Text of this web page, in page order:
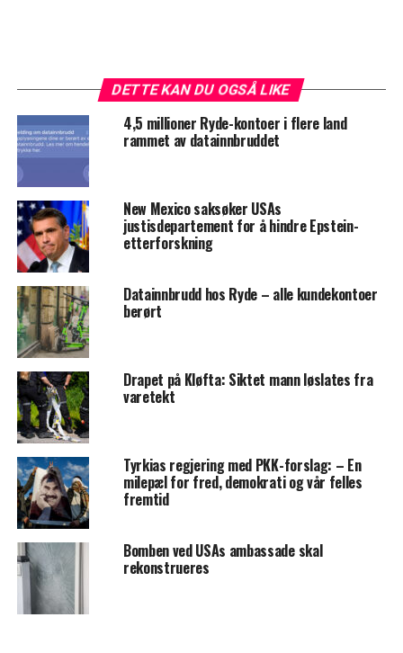
DETTE KAN DU OGSÅ LIKE
4,5 millioner Ryde-kontoer i flere land
rammet av datainnbruddet
New Mexico saksøker USAs
justisdepartement for å hindre Epstein-
etterforskning
Datainnbrudd hos Ryde – alle kundekontoer
berørt
Drapet på Kløfta: Siktet mann løslates fra
varetekt
Tyrkias regjering med PKK-forslag: – En
milepæl for fred, demokrati og vår felles
fremtid
Bomben ved USAs ambassade skal
rekonstrueres